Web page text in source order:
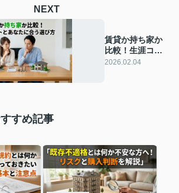
NEXT
賃貸か持ち家か
比較！生涯コス
トとあなたに合
2026.02.04
すめ記事